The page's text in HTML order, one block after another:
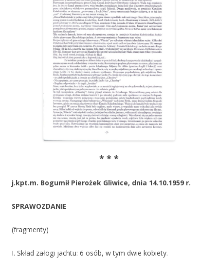
* * *
j.kpt.m. Bogumił Pierożek Gliwice, dnia 14.10.1959 r.
SPRAWOZDANIE
(fragmenty)
I. Skład załogi jachtu: 6 osób, w tym dwie kobiety.